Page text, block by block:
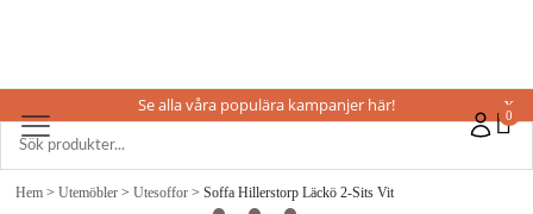
0
Se alla våra populära kampanjer här! X
Hem > Utemöbler > Utesoffor > Soffa Hillerstorp Läckö 2-Sits Vit